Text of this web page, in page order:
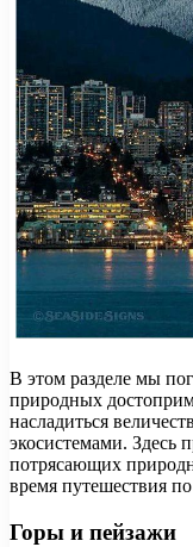
В этом разделе мы
природных
насладиться
экосистемами. Здесь
потрясающих
время путешествия
Горы и пейзажи